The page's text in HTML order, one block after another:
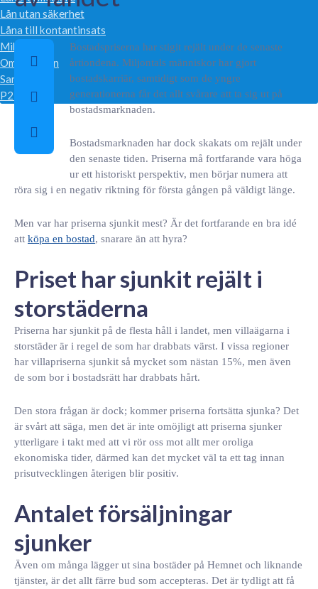
Lån utan säkerhet
Låna till kontantinsats
Mikrolån
Omstartslån
Samla lån
P2P lån
Bostadspriserna har stigit rejält under de senaste
årtiondena. Miljontals människor har gjort
bostadskarriär, samtidigt som de yngre
generationerna får det allt svårare att ta sig ut på
bostadsmarknaden.
Bostadsmarknaden har dock skakats om rejält under
den senaste tiden. Priserna må fortfarande vara höga
ur ett historiskt perspektiv, men börjar numera att
röra sig i en negativ riktning för första gången på väldigt länge.
Men var har priserna sjunkit mest? Är det fortfarande en bra idé
att köpa en bostad, snarare än att hyra?
Priset har sjunkit rejält i
storstäderna
Priserna har sjunkit på de flesta håll i landet, men villaägarna i
storstäder är i regel de som har drabbats värst. I vissa regioner
har villapriserna sjunkit så mycket som nästan 15%, men även
de som bor i bostadsrätt har drabbats hårt.
Den stora frågan är dock; kommer priserna fortsätta sjunka? Det
är svårt att säga, men det är inte omöjligt att priserna sjunker
ytterligare i takt med att vi rör oss mot allt mer oroliga
ekonomiska tider, därmed kan det mycket väl ta ett tag innan
prisutvecklingen återigen blir positiv.
Antalet försäljningar
sjunker
Även om många lägger ut sina bostäder på Hemnet och liknande
tjänster, är det allt färre bud som accepteras. Det är tydligt att få